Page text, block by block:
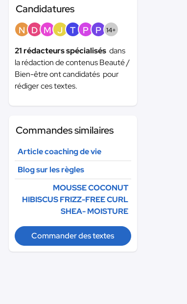
Candidatures
N D M J T P P 14+
21 rédacteurs spécialisés dans
la rédaction de contenus Beauté /
Bien-être ont candidatés pour
rédiger ces textes.
Commandes similaires
Article coaching de vie
Blog sur les règles
MOUSSE COCONUT
HIBISCUS FRIZZ-FREE CURL
SHEA- MOISTURE
Commander des textes